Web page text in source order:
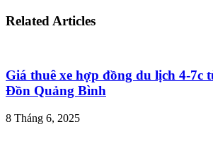
Related Articles
Giá thuê xe hợp đồng du lịch 4-7c
Đồn Quảng Bình
8 Tháng 6, 2025